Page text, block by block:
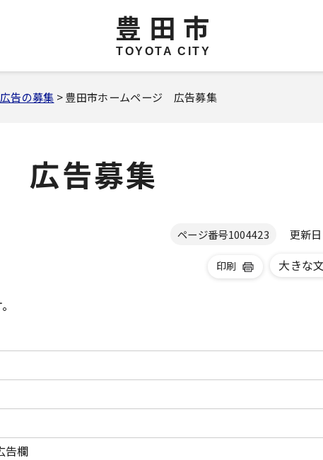
豊田市
TOYOTA CITY
広告の募集 > 豊田市ホームページ 広告募集
広告募集
ページ番号1004423 更新日
印刷 大きな
告欄